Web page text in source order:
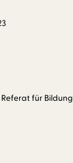
für Bildung